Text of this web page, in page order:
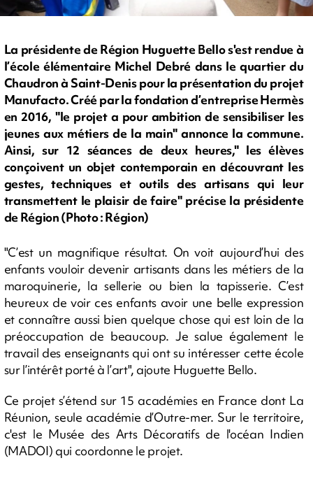
La présidente de Région Huguette Bello s'est rendue à
l’école élémentaire Michel Debré dans le quartier du
Chaudron à Saint-Denis pour la présentation du projet
Manufacto. Créé par la fondation d’entreprise Hermès
en 2016, "le projet a pour ambition de sensibiliser les
jeunes aux métiers de la main" annonce la commune.
Ainsi, sur 12 séances de deux heures," les élèves
conçoivent un objet contemporain en découvrant les
gestes, techniques et outils des artisans qui leur
transmettent le plaisir de faire" précise la présidente
de Région (Photo : Région)
"C’est un magnifique résultat. On voit aujourd’hui des
enfants vouloir devenir artisants dans les métiers de la
maroquinerie, la sellerie ou bien la tapisserie. C’est
heureux de voir ces enfants avoir une belle expression
et connaître aussi bien quelque chose qui est loin de la
préoccupation de beaucoup. Je salue également le
travail des enseignants qui ont su intéresser cette école
sur l’intérêt porté à l’art", ajoute Huguette Bello.
Ce projet s’étend sur 15 académies en France dont La
Réunion, seule académie d’Outre-mer. Sur le territoire,
c'est le Musée des Arts Décoratifs de l'océan Indien
(MADOI) qui coordonne le projet.